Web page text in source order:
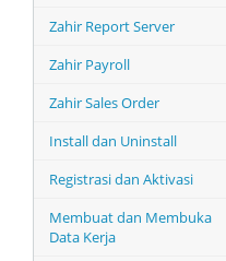
Zahir Report Server
Zahir Payroll
Zahir Sales Order
Install dan Uninstall
Registrasi dan Aktivasi
Membuat dan Membuka
Data Kerja